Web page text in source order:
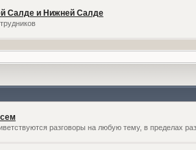
Салде и Нижней Салде
разговоры на любую тему, в пределах